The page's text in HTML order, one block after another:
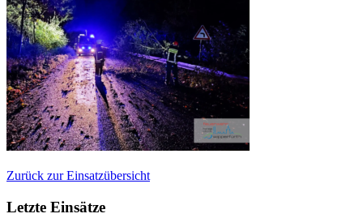
Zurück zur Einsatzübersicht
Letzte Einsätze